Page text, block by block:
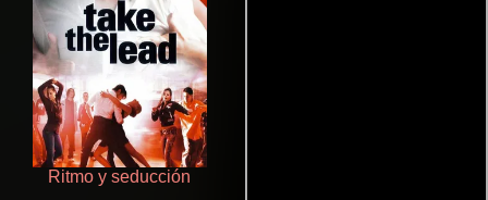
Ritmo y seducción